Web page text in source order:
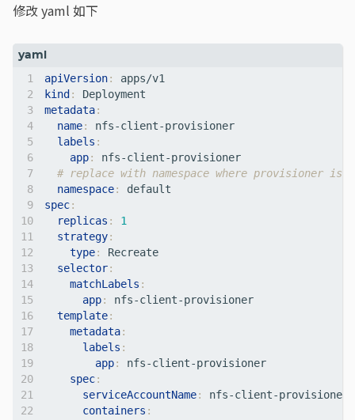
修改 yaml 如下
1
4
6
7
8
9
10
11
14
16
17
18
19
20
21
apiVersion:
apps/v1
kind :
Deployment
metadata:
name:
nfs-client-provisioner
labels :
app:
nfs-client-provisioner
# replace with namespace where provisioner is
namespace:
default
spec:
replicas :
1
strategy:
type:
Recreate
selector:
matchLabels :
app:
nfs-client-provisioner
template:
metadata:
labels :
app:
nfs-client-provisioner
spec:
serviceAccountName:
nfs-client-provisioner
containers :